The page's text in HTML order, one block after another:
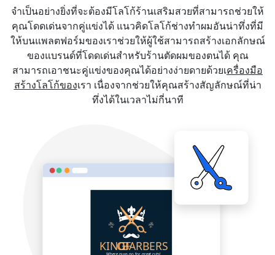
จำเป็นอย่างยิ่งที่จะต้องมีโลโก้ร้านเสริมสวยที่สามารถช่วยให้
คุณโดดเด่นจากคู่แข่งได้ แนวคิดโลโก้ช่างทำผมอันน่าทึ่งที่มี
ให้บนแพลตฟอร์มของเราช่วยให้ผู้ใช้สามารถสร้างเอกลักษณ์
ของแบรนด์ที่โดดเด่นสำหรับร้านตัดผมของตนได้ คุณ
สามารถเอาชนะคู่แข่งของคุณได้อย่างง่ายดายด้วยเครื่องมือ
สร้างโลโก้ของเรา เนื่องจากช่วยให้คุณสร้างสัญลักษณ์ที่น่า
ทึ่งได้ในเวลาไม่กี่นาที